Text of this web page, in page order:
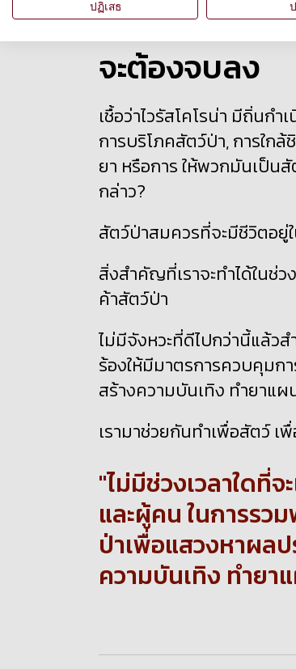
การแสวงหาผ
จะต้องจบลง
เชื้อว่าไวรัสโคโรน่า มีถิ่นก
การบริโภคสัตว์ป่า, การใก
ยา หรือการ ให้พวกมันเป็น
กล่าว?
สัตว์ป่าสมควรที่จะมีชีวิตอยู่
สิ่งสำคัญที่เราจะทำได้ในช่
ค้าสัตว์ป่า
ไม่มีจังหวะที่ดีไปกว่านี้แล้ว
ร้องให้มีมาตรการควบคุมก
สร้างความบันเทิง ทำยาแ
เรามาช่วยกันทำเพื่อสัตว์ เพื่
ไม่มีช่วงเวลาใดที่
และผู้คน ในการรว
ป่าเพื่อแสวงหาผลป
ความบันเทิง ทำยา
ปฏิเสธ